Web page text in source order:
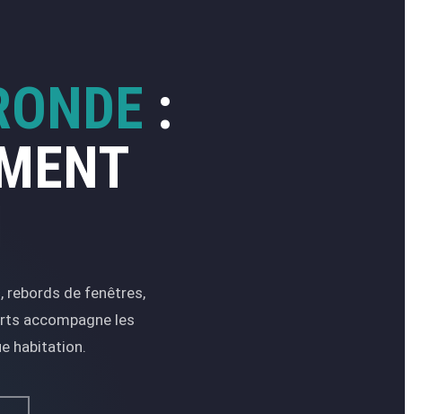
:
rebords de fenêtres,
accompagne les
habitation.